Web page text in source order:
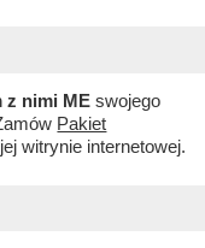
z nimi ME swojego
Pakiet
witrynie internetowej.